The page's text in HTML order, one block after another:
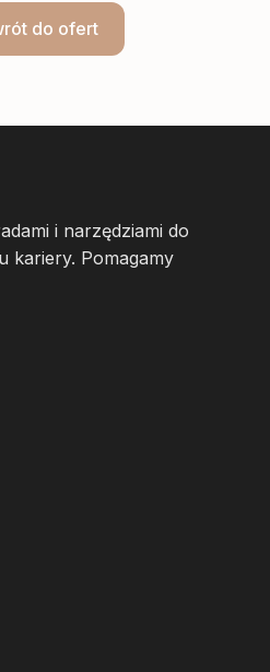
do ofert
i narzędziami do
kariery. Pomagamy